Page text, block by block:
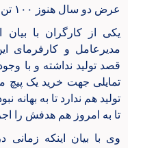
عرض دو سال هنوز ۱۰۰ تن روغن تولید نشده است.
یکی از کارگران با
مدیرعامل و کارفرمای
قصد تولید نداشته و با
تمایلی جهت خرید یک پیچ
تولید هم ندارد تا به بهانه
تا به امروز هم هدفش را
وی با بیان اینکه زمانی